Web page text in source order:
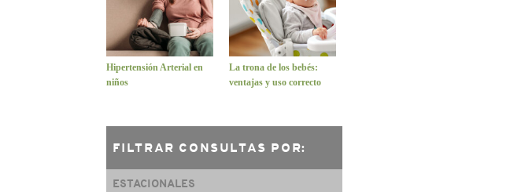
Hipertensión Arterial en
niños
La trona de los bebés:
ventajas y uso correcto
FILTRAR CONSULTAS POR:
ESTACIONALES